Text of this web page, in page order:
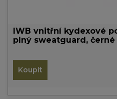
IWB vnitřní kydexové
plný sweatguard, černé
Koupit